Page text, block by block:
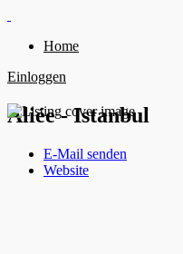
Home
Einloggen
Aliée - Istanbul
E-Mail senden
Website